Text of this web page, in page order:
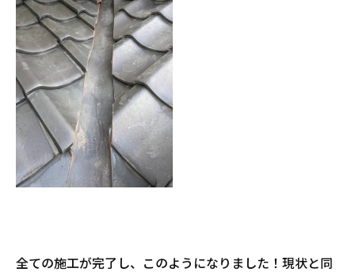
全ての施工が完了し、このようになりました！現状と同